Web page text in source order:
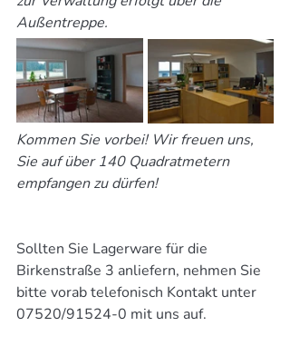
Außentreppe.
Kommen Sie vorbei! Wir freuen uns,
Sie auf über 140 Quadratmetern
empfangen zu dürfen!
Sollten Sie Lagerware für die
Birkenstraße 3 anliefern, nehmen Sie
bitte vorab telefonisch Kontakt unter
07520/91524-0 mit uns auf.